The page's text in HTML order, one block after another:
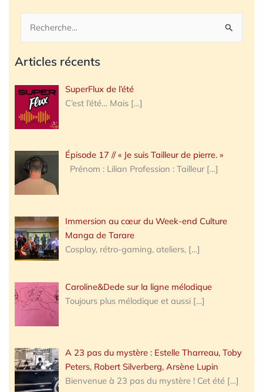
Rechercher :
Articles récents
SuperFlux de l’été
C’est l’été… Mais […]
Épisode 17 // « Je suis Tailleur de pierre. »
Prénom : Lilian Profession : Tailleur […]
Immersion au cœur du Week-end Culture
Manga de Tarare
Cosplay, rétro-gaming, ateliers, […]
Caroline&Dede sur la ligne mélodique
Toujours plus mélodique et aussi […]
A 23 pas du mystère : Estelle Tharreau, Toby
Peters, Robert Silverberg, Arsène Lupin
Bienvenue à 23 pas du mystère ! Cet été […]